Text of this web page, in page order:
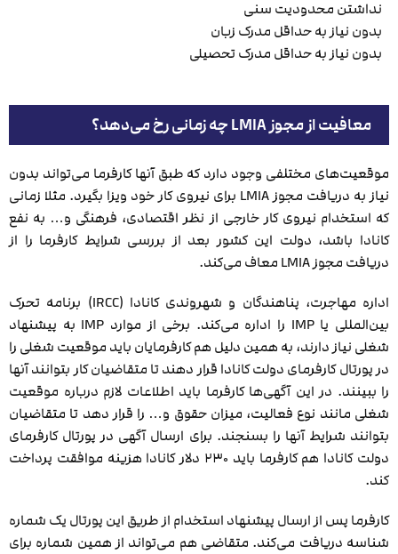
نداشتن محدودیت سنی
بدون نیاز به حداقل مدرک زبان
بدون نیاز به حداقل مدرک تحصیلی
معافیت از مجوز LMIA چه زمانی رخ می‌دهد؟
موقعیت‌های مختلفی وجود دارد که طبق آنها کارفرما می‌تواند بدون
نیاز به دریافت مجوز LMIA برای نیروی کار خود ویزا بگیرد. مثلا زمانی
که استخدام نیروی کار خارجی از نظر اقتصادی، فرهنگی و… به نفع
کانادا باشد، دولت این کشور بعد از بررسی شرایط کارفرما را از
دریافت مجوز LMIA معاف می‌کند.
اداره مهاجرت، پناهندگان و شهروندی کانادا (IRCC) برنامه تحرک
بین‌المللی یا IMP را اداره می‌کند. برخی از موارد IMP به پیشنهاد
شغلی نیاز دارند، به همین دلیل هم کارفرمایان باید موقعیت شغلی را
در پورتال کارفرمای دولت کانادا قرار دهند تا متقاضیان کار بتوانند آنها
را ببینند. در این آگهی‌ها کارفرما باید اطلاعات لازم درباره موقعیت
شغلی مانند نوع فعالیت، میزان حقوق و… را قرار دهد تا متقاضیان
بتوانند شرایط آنها را بسنجند. برای ارسال آگهی در پورتال کارفرمای
دولت کانادا هم کارفرما باید ۲۳۰ دلار کانادا هزینه موافقت پرداخت
کند.
کارفرما پس از ارسال پیشنهاد استخدام از طریق این پورتال یک شماره
شناسه دریافت می‌کند. متقاضی هم می‌تواند از همین شماره برای